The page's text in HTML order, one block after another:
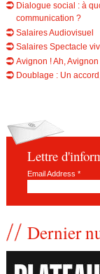
Dialogue social : à
communication ?
Salaires Audiovisuel
Salaires Spectacle
Avignon ! Ah, Avignon
Doublage : Un
Lettre
Email Address *
Dernier